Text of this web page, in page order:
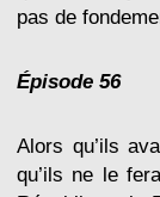
pas de
Épisode 56
Alors qu’ils
qu’ils ne le